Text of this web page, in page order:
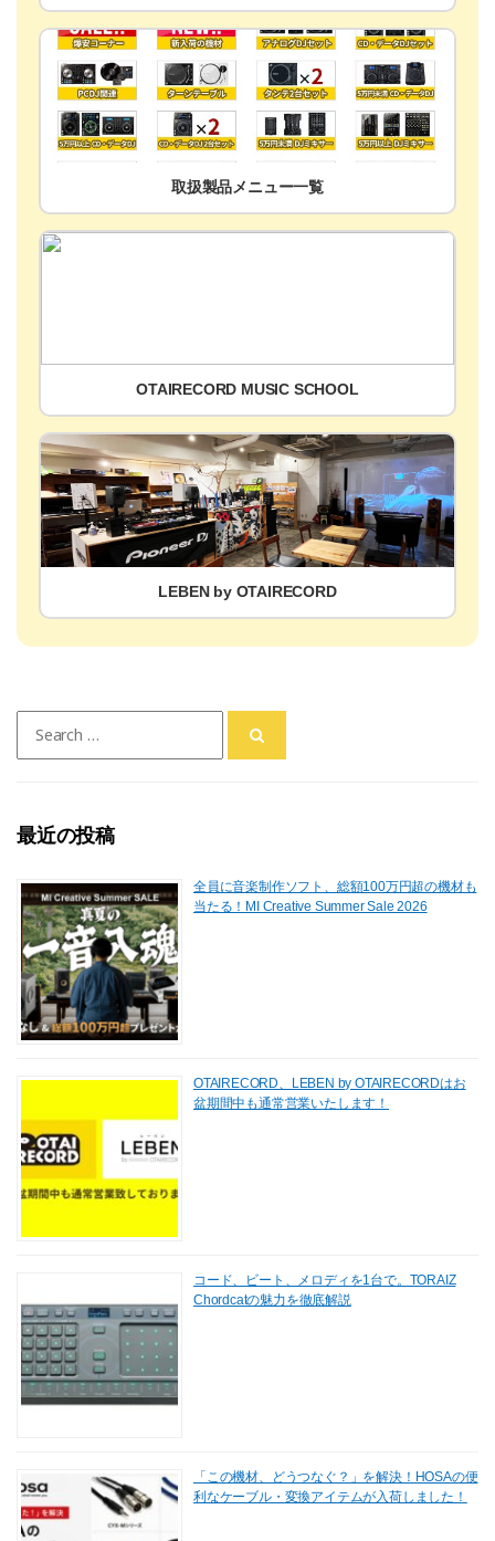
取扱製品メニュー一覧
OTAIRECORD MUSIC SCHOOL
LEBEN by OTAIRECORD
for:
最近の投稿
全員に音楽制作ソフト、総額100万円超の機材も
当たる！MI Creative Summer Sale 2026
OTAIRECORD、LEBEN by OTAIRECORDはお
盆期間中も通常営業いたします！
コード、ビート、メロディを1台で。TORAIZ
Chordcatの魅力を徹底解説
「この機材、どうつなぐ？」を解決！HOSAの便
利なケーブル・変換アイテムが入荷しました！